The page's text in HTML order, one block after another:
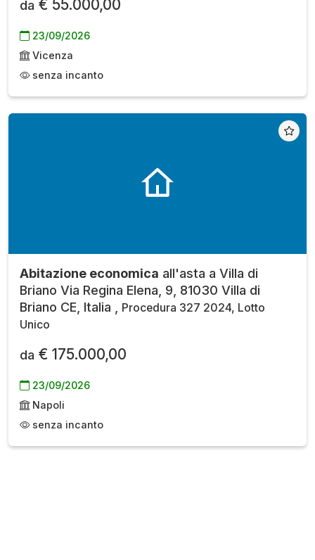
da € 55.000,00
23/09/2026
Vicenza
senza incanto
Abitazione economica all'asta a Villa di
Briano Via Regina Elena, 9, 81030 Villa di
Briano CE, Italia ,
Procedura 327 2024, Lotto
Unico
da € 175.000,00
23/09/2026
Napoli
senza incanto